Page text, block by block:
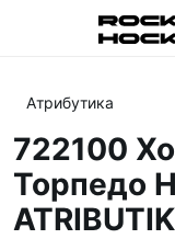
Атрибутика
722100
Торпедо